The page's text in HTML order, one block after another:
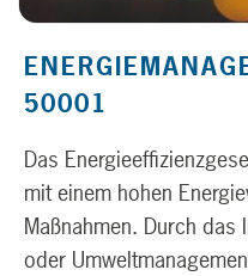
50001
Das
mit einem hohen
Maßnahmen. Durch das
oder